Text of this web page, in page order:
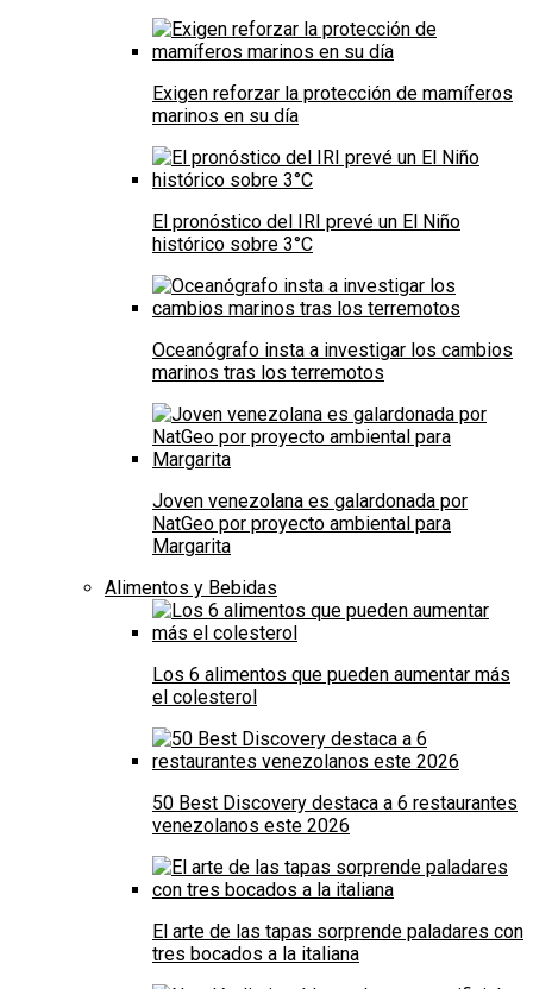
Exigen reforzar la protección de mamíferos
marinos en su día
El pronóstico del IRI prevé un El Niño
histórico sobre 3°C
Oceanógrafo insta a investigar los cambios
marinos tras los terremotos
Joven venezolana es galardonada por
NatGeo por proyecto ambiental para
Margarita
Alimentos y Bebidas
Los 6 alimentos que pueden aumentar más
el colesterol
50 Best Discovery destaca a 6 restaurantes
venezolanos este 2026
El arte de las tapas sorprende paladares con
tres bocados a la italiana